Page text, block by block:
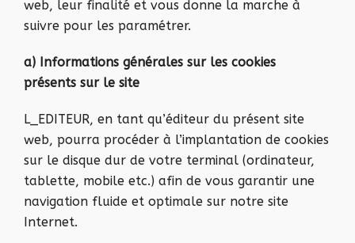
web, leur finalité et vous donne la marche à
suivre pour les paramétrer.
a) Informations générales sur les cookies
présents sur le site
L_EDITEUR, en tant qu’éditeur du présent site
web, pourra procéder à l’implantation de cookies
sur le disque dur de votre terminal (ordinateur,
tablette, mobile etc.) afin de vous garantir une
navigation fluide et optimale sur notre site
Internet.